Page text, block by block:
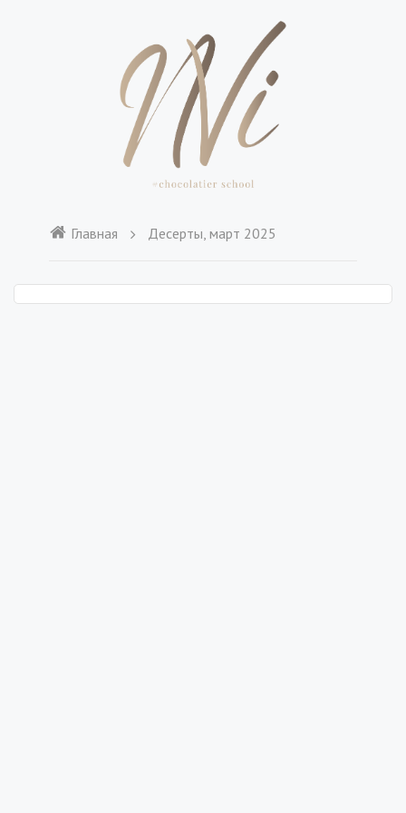
Главная Десерты, март 2025